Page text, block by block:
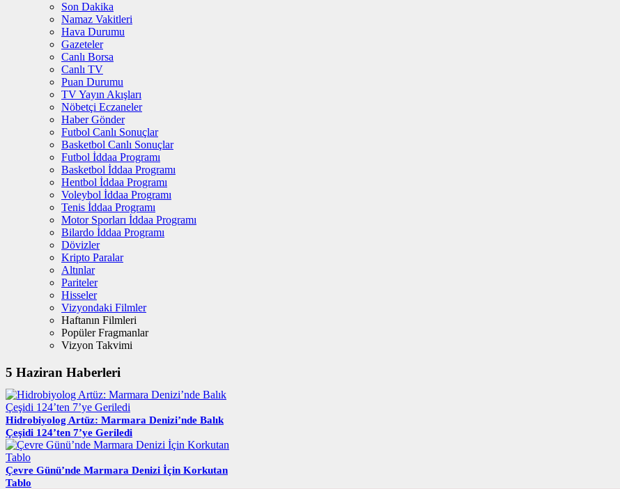
Son Dakika
Namaz Vakitleri
Hava Durumu
Gazeteler
Canlı Borsa
Canlı TV
Puan Durumu
TV Yayın Akışları
Nöbetçi Eczaneler
Haber Gönder
Futbol Canlı Sonuçlar
Basketbol Canlı Sonuçlar
Futbol İddaa Programı
Basketbol İddaa Programı
Hentbol İddaa Programı
Voleybol İddaa Programı
Tenis İddaa Programı
Motor Sporları İddaa Programı
Bilardo İddaa Programı
Dövizler
Kripto Paralar
Altınlar
Pariteler
Hisseler
Vizyondaki Filmler
Haftanın Filmleri
Popüler Fragmanlar
Vizyon Takvimi
5 Haziran Haberleri
Hidrobiyolog Artüz: Marmara Denizi’nde Balık
Çeşidi 124’ten 7’ye Geriledi
Çevre Günü’nde Marmara Denizi İçin Korkutan
Tablo